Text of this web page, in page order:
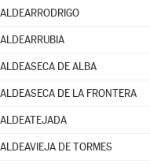
ALDEARRODRIGO
ALDEARRUBIA
ALDEASECA DE ALBA
ALDEASECA DE LA FRONTERA
ALDEATEJADA
ALDEAVIEJA DE TORMES